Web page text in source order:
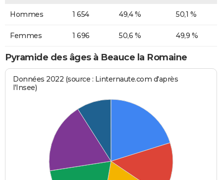
Hommes 1 654 49,4 % 50,1 %
Femmes 1 696 50,6 % 49,9 %
Pyramide des âges à Beauce la Romaine
Données 2022 (source : Linternaute.com d'après
l'Insee)